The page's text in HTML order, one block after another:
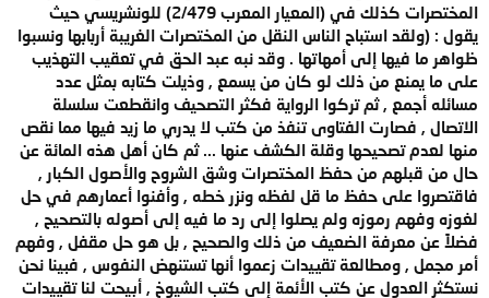
المختصرات كذلك في (المعيار المعرب 2/479) للونشريسي حيث
يقول : (ولقد استباح الناس النقل من المختصرات الغريبة أربابها ونسبوا
ظواهر ما فيها إلى أمهاتها . وقد نبه عبد الحق في تعقيب التهذيب
على ما يمنع من ذلك لو كان من يسمع , وذيلت كتابه بمثل عدد
مسائله أجمع , ثم تركوا الرواية فكثر التصحيف وانقطعت سلسلة
الاتصال , فصارت الفتاوى تنفذ من كتب لا يدري ما زيد فيها مما نقص
منها لعدم تصحيحها وقلة الكشف عنها ... ثم كان أهل هذه المائة عن
حال من قبلهم من حفظ المختصرات وشق الشروح والأصول الكبار ,
فاقتصروا على حفظ ما قل لفظه ونزر خطه , وأفنوا أعمارهم في حل
لغوزه وفهم رموزه ولم يصلوا إلى رد ما فيه إلى أصوله بالتصحيح ,
فضلاً عن معرفة الضعيف من ذلك والصحيح , بل هو حل مقفل , وفهم
أمر مجمل , ومطالعة تقييدات زعموا أنها تستنهض النفوس , فبينا نحن
نستكثر العدول عن كتب الأئمة إلى كتب الشيوخ , أبيحت لنا تقييدات